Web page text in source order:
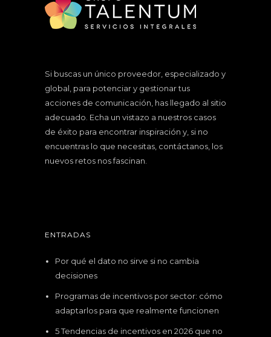
Si buscas un único proveedor, especializado y
global, para potenciar y gestionar tus
acciones de comunicación, has llegado al sitio
adecuado. Echa un vistazo a nuestros casos
de éxito para encontrar inspiración y, si no
encuentras lo que necesitas, contáctanos, los
nuevos retos nos fascinan.
ENTRADAS
Por qué el dato no sirve si no cambia
decisiones
Programas de incentivos por sector: cómo
adaptarlos para que realmente funcionen
5 Tendencias de incentivos en 2026 que no